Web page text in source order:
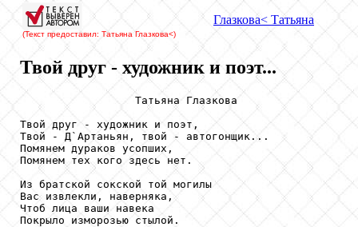
(Текст предоставил: Татьяна Глазкова<)
Глазкова< Татьяна
Твой друг - художник и поэт...
                  Татьяна Глазкова
Твой друг - художник и поэт,
Твой - Д`Артаньян, твой - автогонщик...
Помянем дураков усопших,
Помянем тех кого здесь нет.
Из братской сокской той могилы
Вас извлекли, наверняка,
Чтоб лица ваши навека
Покрыло изморозью стылой.